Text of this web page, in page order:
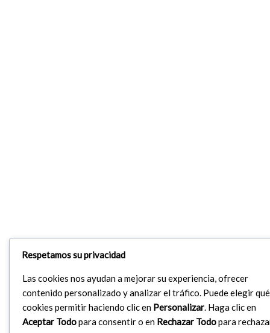
Respetamos su privacidad
Las cookies nos ayudan a mejorar su experiencia, ofrecer
contenido personalizado y analizar el tráfico. Puede elegir qué
cookies permitir haciendo clic en Personalizar. Haga clic en
Aceptar Todopara consentir o en Rechazar Todopara